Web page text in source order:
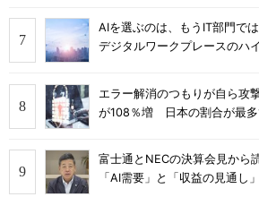
AIを選ぶのは、もうIT部門で
デジタルワークプレースのハ
エラー解消のつもりが自ら攻
が108％増 日本の割合が最多
富士通とNECの決算会見から
「AI需要」と「収益の見通し」